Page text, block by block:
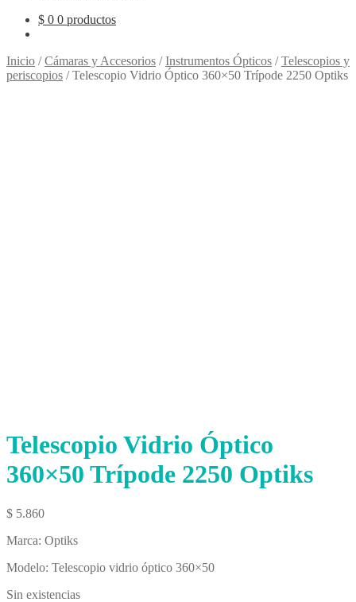
$ 0 0 productos
Inicio /Cámaras y Accesorios /Instrumentos Ópticos /Telescopios y
periscopios /Telescopio Vidrio Óptico 360×50 Trípode 2250 Optiks
Telescopio Vidrio Óptico
360×50 Trípode 2250 Optiks
$ 5.860
Marca: Optiks
Modelo: Telescopio vidrio óptico 360×50
Sin existencias